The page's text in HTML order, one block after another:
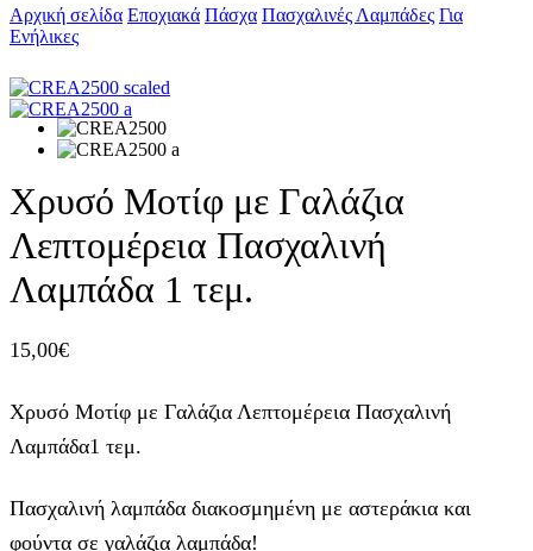
Αρχική σελίδα Εποχιακά Πάσχα Πασχαλινές Λαμπάδες Για
Ενήλικες
Χρυσό Μοτίφ με Γαλάζια
Λεπτομέρεια Πασχαλινή
Λαμπάδα 1 τεμ.
15,00€
Χρυσό Μοτίφ με Γαλάζια Λεπτομέρεια Πασχαλινή
Λαμπάδα1 τεμ.
Πασχαλινή λαμπάδα διακοσμημένη με αστεράκια και
φούντα σε γαλάζια λαμπάδα!